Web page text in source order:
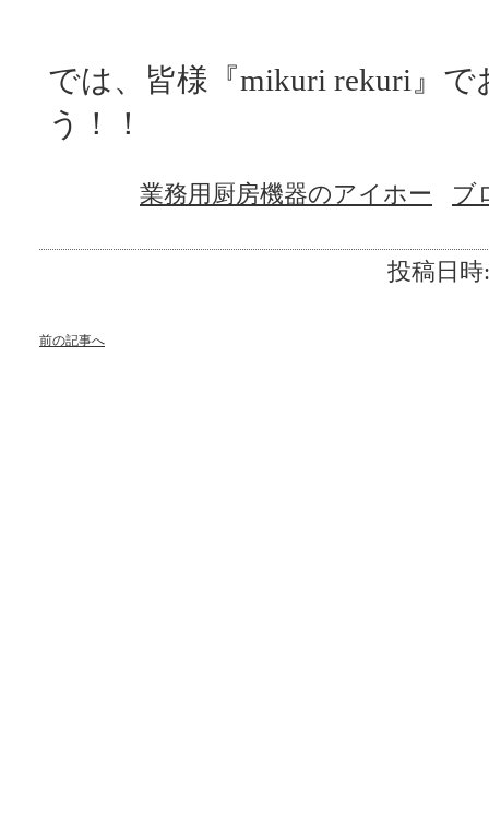
では、皆様『mikuri rekuri』
う！！
業務用厨房機器のアイホー ブ
投稿日時
前の記事へ